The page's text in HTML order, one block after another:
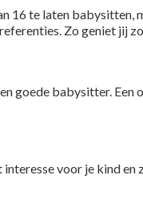
16 te laten
Zo geniet jij
goede babysitter.
voor je kind